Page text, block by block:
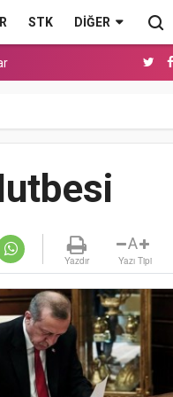
STK DIĞER
Yazdır
A
Yazı Tipi